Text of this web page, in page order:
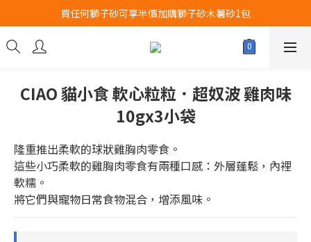
Airbuggy 全線現貨8折！立即點擊火速搶購
買任何獅子砂可享半價加購獅子砂木薯砂1包
Airbuggy 全線現貨8折！立即點擊火速搶購
CIAO 貓小食 軟心粒粒．超奴波 雞肉味
10gx3小袋
隆重推出柔軟的球狀雞胸肉零食。
這些小巧柔軟的雞胸肉零食有兩種口感：外層蓬鬆，內裡
軟糯。
將它們與寵物日常食物混合，增添風味。